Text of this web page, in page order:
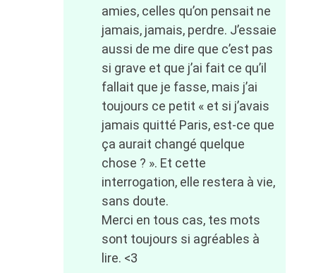
amies, celles qu’on pensait ne
jamais, jamais, perdre. J’essaie
aussi de me dire que c’est pas
si grave et que j’ai fait ce qu’il
fallait que je fasse, mais j’ai
toujours ce petit « et si j’avais
jamais quitté Paris, est-ce que
ça aurait changé quelque
chose ? ». Et cette
interrogation, elle restera à vie,
sans doute.
Merci en tous cas, tes mots
sont toujours si agréables à
lire. <3